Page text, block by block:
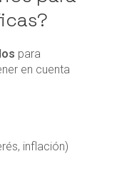
para
en cuenta
inflación)